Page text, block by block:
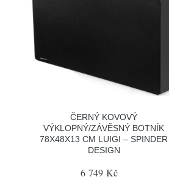
ČERNÝ KOVOVÝ
VÝKLOPNÝ/ZÁVĚSNÝ BOTNÍK
78X48X13 CM LUIGI – SPINDER
DESIGN
6 749 Kč